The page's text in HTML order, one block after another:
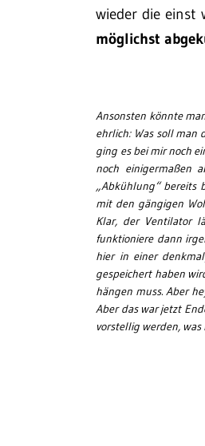
wieder die einst
möglichst
Ansonsten könnte
ehrlich: Was soll man
ging es bei mir noch
noch einigermaßen
„Abkühlung“ bereits
mit den gängigen
Klar, der Ventilator
funktioniere dann
hier in einer
gespeichert haben
hängen muss. Aber
Aber das war jetzt
vorstellig werden,